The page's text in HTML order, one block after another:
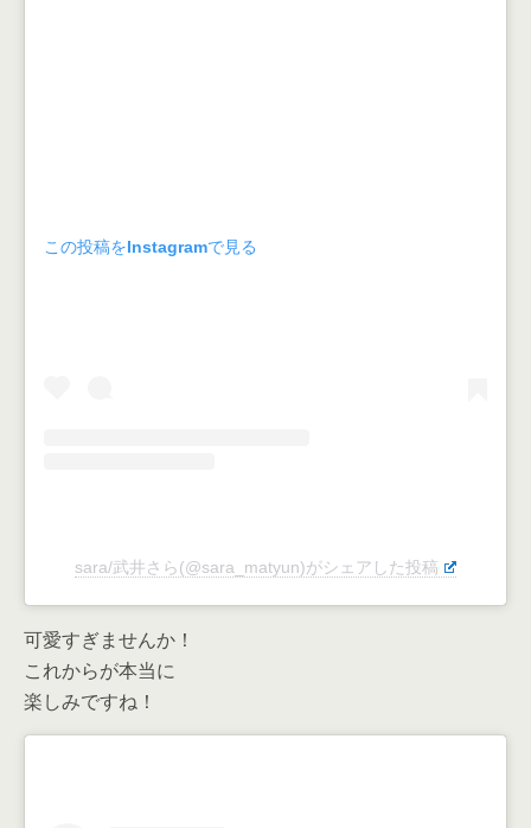
この投稿をInstagramで見る
sara/武井さら(@sara_matyun)がシェアした投稿
可愛すぎませんか！
これからが本当に
楽しみですね！